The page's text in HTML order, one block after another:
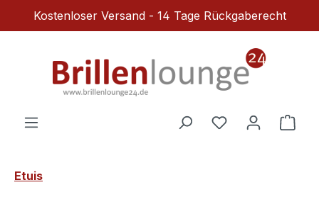
Zum Hauptinhalt springen
Kostenloser Versand - 14 Tage Rückgaberecht
Du hast 0
Etuis